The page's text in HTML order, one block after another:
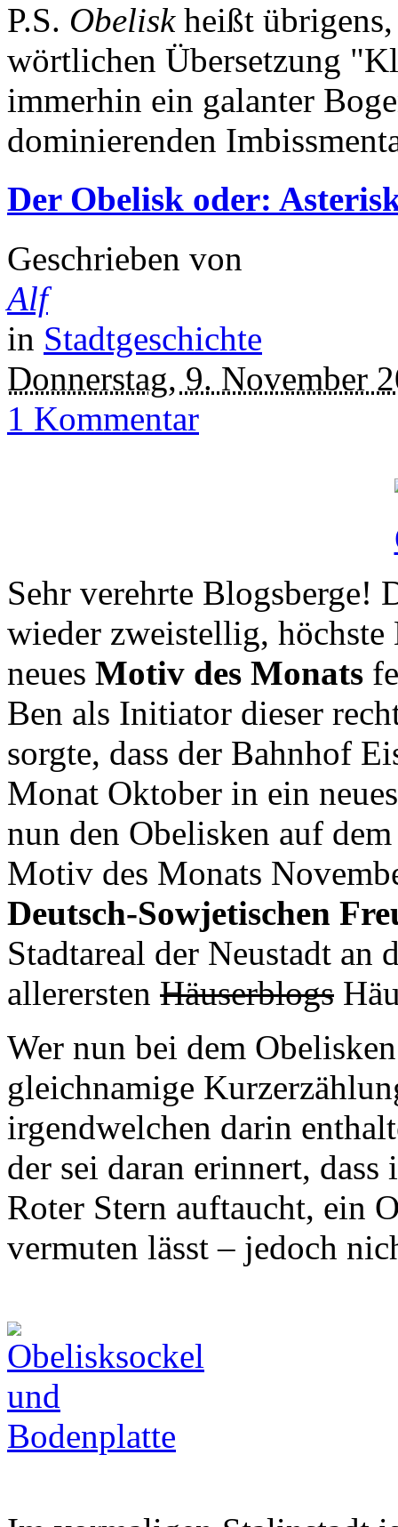
P.S. Obeliskheißt
wörtlichen Übersetzung
immerhin ein galanter
dominierenden
Der Obelisk oder:
Geschrieben von
Alf
in Stadtgeschichte
Donnerstag, 9. November
1 Kommentar
Sehr verehrte Blogsberge!
wieder zweistellig, höchste
neues Motiv des Monats
Ben als Initiator dieser
sorgte, dass der Bahnhof
Monat Oktober in ein
nun den Obelisken auf dem
Motiv des Monats
Deutsch-Sowjetischen
Stadtareal der Neustadt an
allerersten Häuserblogs
Wer nun bei dem
gleichnamige
irgendwelchen darin
der sei daran erinnert,
Roter Stern auftaucht, ein
vermuten lässt – jedoch